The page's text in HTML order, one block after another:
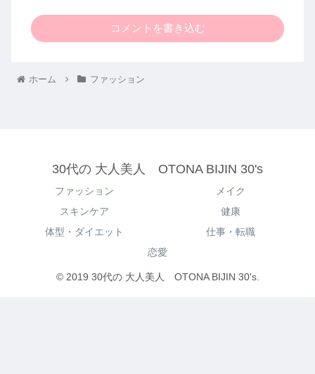
コメントを書き込む
ホーム ファッション
30代の 大人美人 OTONA BIJIN 30's
ファッション
メイク
スキンケア
健康
体型・ダイエット
仕事・転職
恋愛
© 2019 30代の 大人美人 OTONA BIJIN 30's.